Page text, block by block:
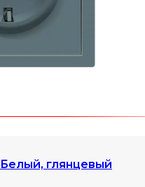
Белый, глянцевый